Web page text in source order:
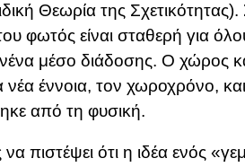
Θεωρία της Σχετικότητας).
φωτός είναι σταθερή για
μέσο διάδοσης. Ο χώρος
νέα έννοια, τον χωροχρόνο,
από τη φυσική.
πιστέψει ότι η ιδέα ενός